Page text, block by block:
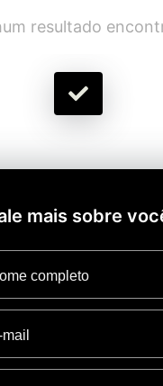
resultado
mais sobre